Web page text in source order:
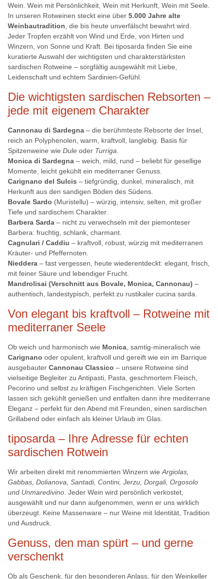
Wein. Wein mit Persönlichkeit, Wein mit Herkunft, Wein mit Seele.
In unseren Rotweinen steckt eine über 5.000 Jahre alte
Weinbautradition , die bis heute unverfälscht bewahrt wird.
Jeder Tropfen erzählt von Wind und Erde, von Hirten und
Winzern, von Sonne und Kraft. Bei tiposarda finden Sie eine
kuratierte Auswahl der wichtigsten und charakterstärksten
sardischen Rotweine – sorgfältig ausgewählt mit Liebe,
Leidenschaft und echtem Sardinien-Gefühl.
Die wichtigsten sardischen Rebsorten –
jede mit eigenem Charakter
Cannonau di Sardegna – die berühmteste Rebsorte der Insel,
reich an Polyphenolen, warm, kraftvoll, langlebig. Basis für
Spitzenweine wie Dule oder Turriga
Monica di Sardegna – weich, mild, rund – beliebt für gesellige
Momente, leicht gekühlt ein mediterraner Genuss.
Carignano del Sulcis – tiefgründig, dunkel, mineralisch, mit
Herkunft aus den sandigen Böden des Südens.
Bovale Sardo (Muristellu) – würzig, intensiv, selten, mit großer
Tiefe und sardischem Charakter.
Barbera Sarda – nicht zu verwechseln mit der piemonteser
Barbera: fruchtig, schlank, charmant.
Cagnulari / Caddiu – kraftvoll, robust, würzig mit mediterranen
Kräuter- und Pfeffernoten.
Nieddera – fast vergessen, heute wiederentdeckt: elegant, frisch,
mit feiner Säure und lebendiger Frucht.
Mandrolisai (Verschnitt aus Bovale, Monica, Cannonau) –
authentisch, landestypisch, perfekt zu rustikaler cucina sarda.
Von elegant bis kraftvoll – Rotweine mit
mediterraner Seele
Ob weich und harmonisch wie Monica , samtig-mineralisch wie
Carignano oder opulent, kraftvoll und gereift wie ein im Barrique
ausgebauter Cannonau Classico – unsere Rotweine sind
vielseitige Begleiter zu Antipasti, Pasta, geschmortem Fleisch,
Pecorino und selbst zu kräftigen Fischgerichten. Viele Sorten
lassen sich gekühlt genießen und entfalten dann ihre mediterrane
Eleganz – perfekt für den Abend mit Freunden, einen sardischen
Grillabend oder einfach als kleiner Urlaub im Glas.
tiposarda – Ihre Adresse für echten
sardischen Rotwein
Wir arbeiten direkt mit renommierten Winzern wie Argiolas,
Gabbas, Dolianova, Santadi, Contini, Jerzu, Dorgali, Orgosolo
und Unmaredivino . Jeder Wein wird persönlich verkostet,
ausgewählt und nur dann aufgenommen, wenn er uns wirklich
überzeugt. Keine Massenware – nur Weine mit Identität, Tradition
und Ausdruck.
Genuss, den man spürt – und gerne
verschenkt
Ob als Geschenk, für den besonderen Anlass, für den Weinkeller